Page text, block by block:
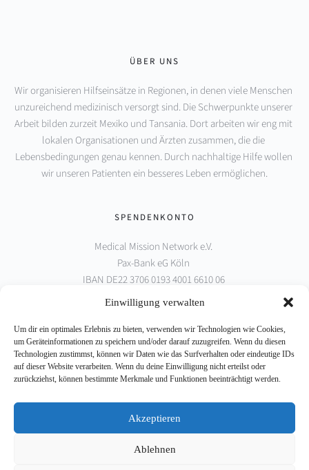
Einwilligung verwalten
Um dir ein optimales Erlebnis zu bieten, verwenden wir Technologien wie Cookies,
um Geräteinformationen zu speichern und/oder darauf zuzugreifen. Wenn du diesen
Technologien zustimmst, können wir Daten wie das Surfverhalten oder eindeutige IDs
auf dieser Website verarbeiten. Wenn du deine Einwilligung nicht erteilst oder
zurückziehst, können bestimmte Merkmale und Funktionen beeinträchtigt werden.
Akzeptieren
Ablehnen
ÜBER UNS
Wir organisieren Hilfseinsätze in Regionen, in denen viele Menschen
unzureichend medizinisch versorgt sind. Die Schwerpunkte unserer
Arbeit bilden zurzeit Mexiko und Tansania. Dort arbeiten wir eng mit
lokalen Organisationen und Ärzten zusammen, die die
Lebensbedingungen genau kennen. Durch nachhaltige Hilfe wollen
wir unseren Patienten ein besseres Leben ermöglichen.
SPENDENKONTO
Medical Mission Network e.V.
Pax-Bank eG Köln
IBAN DE22 3706 0193 4001 6610 06
BIC GENODED1PAX
PARTNER